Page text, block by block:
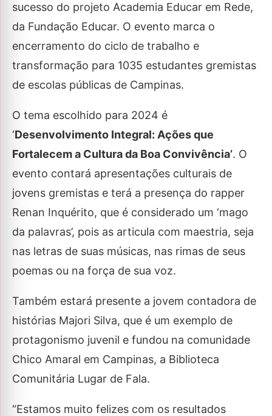
sucesso do projeto Academia Educar em Rede,
da Fundação Educar. O evento marca o
encerramento do ciclo de trabalho e
transformação para 1035 estudantes gremistas
de escolas públicas de Campinas.
O tema escolhido para 2024 é
‘Desenvolvimento Integral: Ações que
Fortalecem a Cultura da Boa Convivência’. O
evento contará apresentações culturais de
jovens gremistas e terá a presença do rapper
Renan Inquérito, que é considerado um ‘mago
da palavras’, pois as articula com maestria, seja
nas letras de suas músicas, nas rimas de seus
poemas ou na força de sua voz.
Também estará presente a jovem contadora de
histórias Majori Silva, que é um exemplo de
protagonismo juvenil e fundou na comunidade
Chico Amaral em Campinas, a Biblioteca
Comunitária Lugar de Fala.
“Estamos muito felizes com os resultados